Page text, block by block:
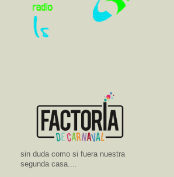
sin duda como si fuera nuestra
segunda casa....